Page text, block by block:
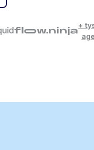
+